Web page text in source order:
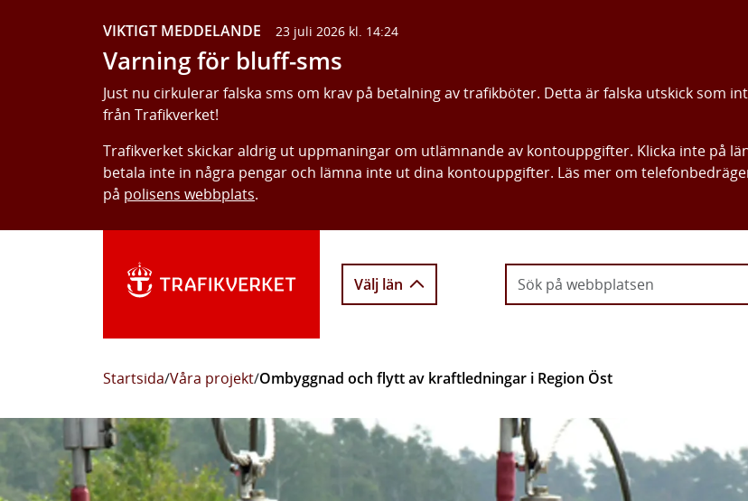
VIKTIGT MEDDELANDE 23 juli 2026 kl. 14:24
Varning för bluff-sms
Just nu cirkulerar falska sms om krav på betalning av trafikböter. Detta är falska utskick som
från Trafikverket!
Trafikverket skickar aldrig ut uppmaningar om utlämnande av kontouppgifter. Klicka inte på
betala inte in några pengar och lämna inte ut dina kontouppgifter. Läs mer om
på polisens webbplats.
Välj län
Startsida/Våra projekt/Ombyggnad och flytt av kraftledningar i Region Öst